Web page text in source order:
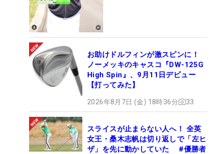
でも、このまま最後までひた走る可能性を十分に秘
めている。（文・間宮輝憲）
お助けドルフィンが激スピンに！
ノーメッキのキャスコ『DW-125G
High Spin』、9月11日デビュー
【打ってみた】
2026年8月7日 (金) 18時36分 33
スライスが止まらない人へ！ 全英
女王・桑木志帆は切り返しで「左ヒ
ザ」を先に動かしていた #優勝者